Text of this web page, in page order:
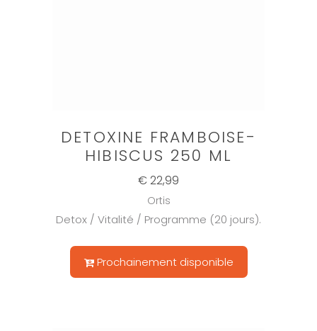
DETOXINE FRAMBOISE-
HIBISCUS 250 ML
€ 22,99
Ortis
Detox / Vitalité / Programme (20 jours).
Prochainement disponible